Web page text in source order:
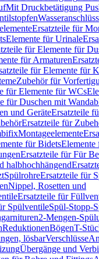
Mit Druckbetätigung
Ersatzteile für
Elemente für Urinale
für Elemente für
für Armaturen
für Elemente für
Zubehör für
für Elemente für WCs
für Duschen mit
und GeräteErsatzteile
Ersatzteile für
Montageelemente
für Bidets
Ersatzteile für Für
halbhochhängend
SpülrohreErsatzteile für
Nippel, Rosetten und
Ersatzteile für
SpülventileSpül-Stopp-
2-Mengen-
ReduktionenBögenT-
lösbarVerschlüsse
Übergänge und